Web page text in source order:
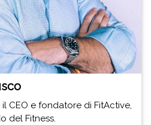
CEO e fondatore di FitActive,
del Fitness.